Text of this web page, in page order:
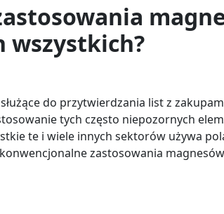
wszystkich?
do przytwierdzania list z
tych często niepozornych
te i wiele innych sektorów używa
zastosowania